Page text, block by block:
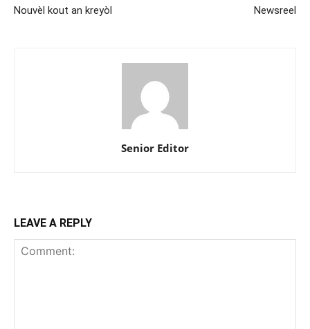
Nouvèl kout an kreyòl Newsreel
Senior Editor
LEAVE A REPLY